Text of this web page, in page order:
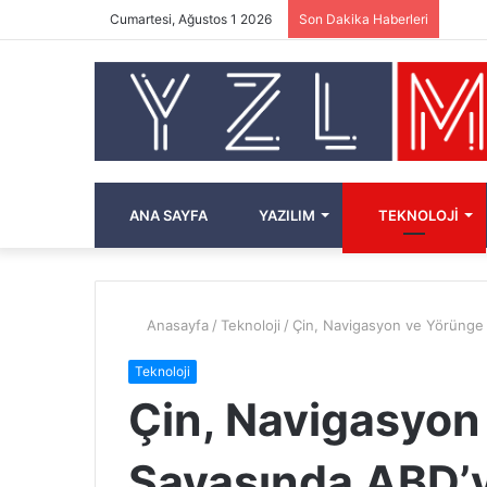
Cumartesi, Ağustos 1 2026 Son Dakika Haberleri
ANA SAYFA YAZILIM TEKNOLOJI
Anasayfa / Teknoloji / Çin, Navigasyon ve Yörünge
Teknoloji
Çin,